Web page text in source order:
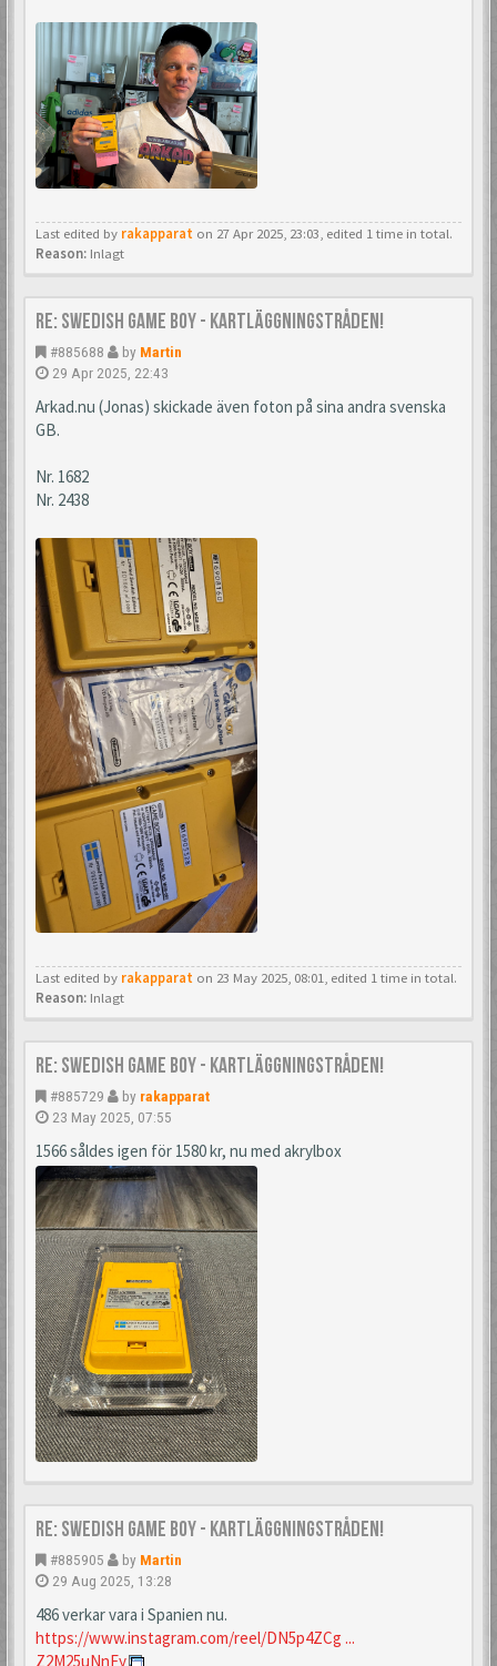
Last edited by rakapparat on 27 Apr 2025, 23:03, edited 1 time in total.
Reason: Inlagt
Re: Swedish Game Boy - Kartläggningstråden!
#885688 by Martin
29 Apr 2025, 22:43
Arkad.nu (Jonas) skickade även foton på sina andra svenska
GB.
Nr. 1682
Nr. 2438
Last edited by rakapparat on 23 May 2025, 08:01, edited 1 time in total.
Reason: Inlagt
Re: Swedish Game Boy - Kartläggningstråden!
#885729 by rakapparat
23 May 2025, 07:55
1566 såldes igen för 1580 kr, nu med akrylbox
Re: Swedish Game Boy - Kartläggningstråden!
#885905 by Martin
29 Aug 2025, 13:28
486 verkar vara i Spanien nu.
https://www.instagram.com/reel/DN5p4ZCg ...
Z2M25uNnFy